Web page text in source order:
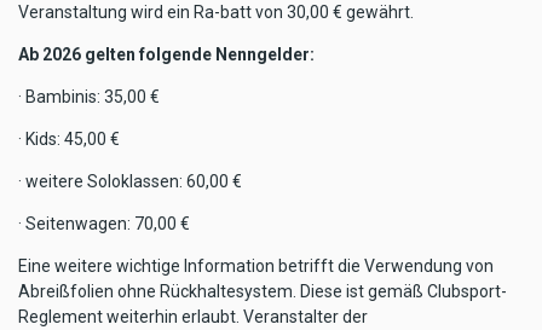
Veranstaltung wird ein Ra-batt von 30,00 € gewährt.
Ab 2026 gelten folgende Nenngelder:
· Bambinis: 35,00 €
· Kids: 45,00 €
· weitere Soloklassen: 60,00 €
· Seitenwagen: 70,00 €
Eine weitere wichtige Information betrifft die Verwendung von
Abreißfolien ohne Rückhaltesystem. Diese ist gemäß Clubsport-
Reglement weiterhin erlaubt. Veranstalter der